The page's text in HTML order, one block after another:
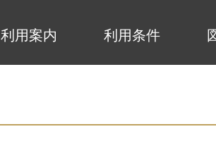
利用案内 利用条件